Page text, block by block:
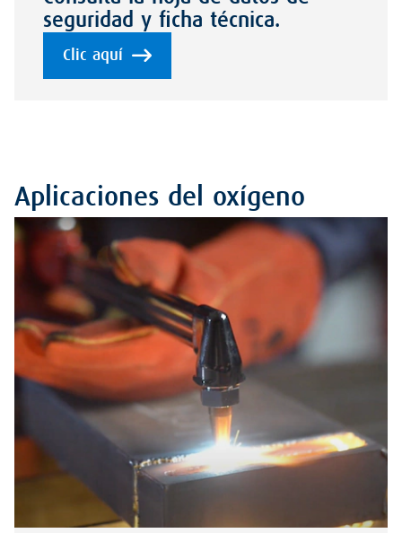
seguridad y ficha técnica.
Clic aquí
Aplicaciones del oxígeno